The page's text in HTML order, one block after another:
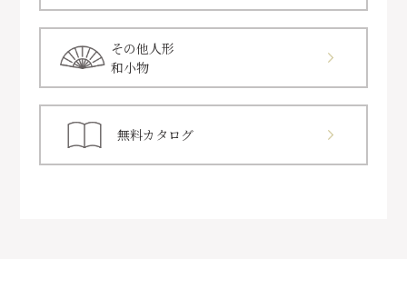
その他人形
和小物
無料カタログ